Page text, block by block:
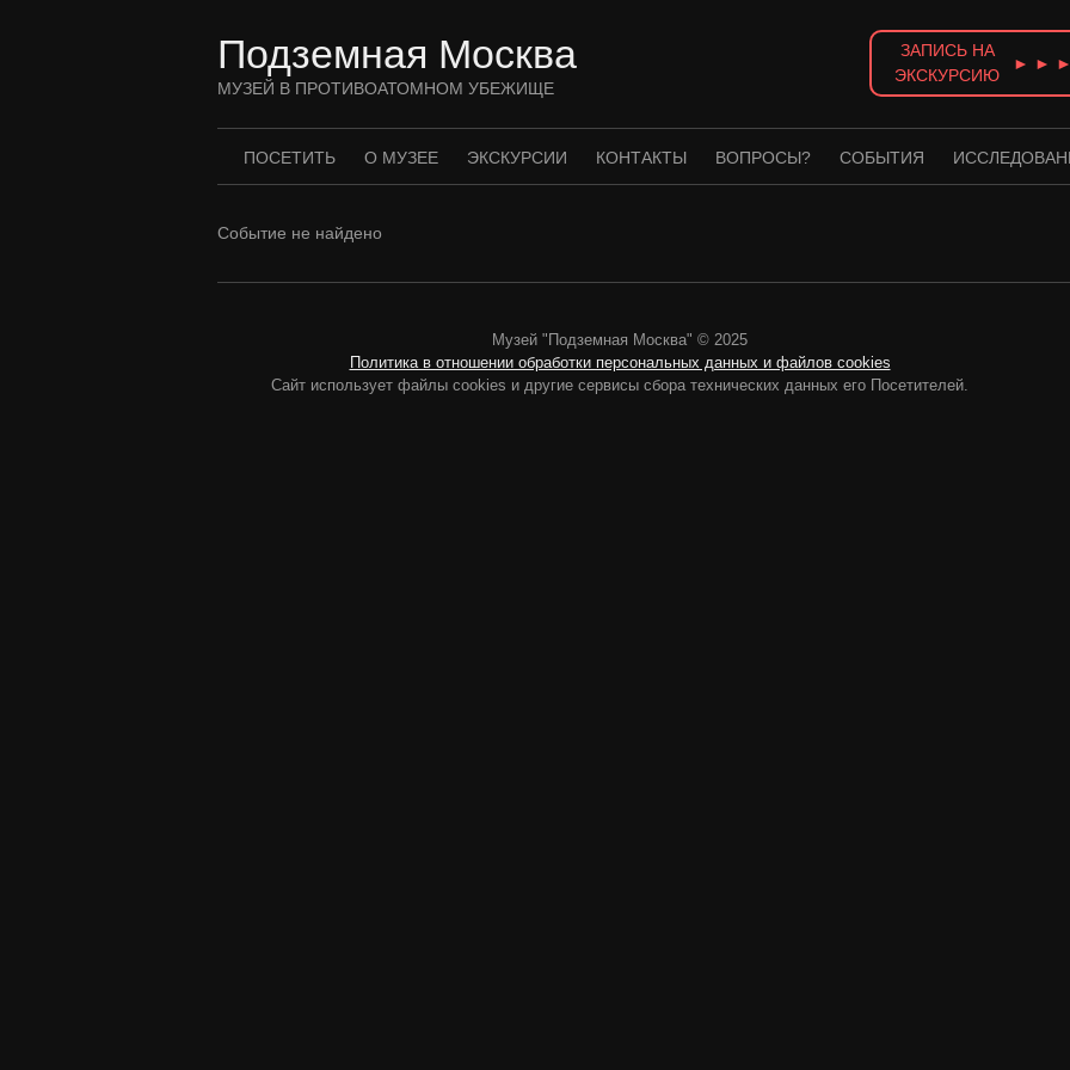
Подземная Москва
МУЗЕЙ В ПРОТИВОАТОМНОМ УБЕЖИЩЕ
ЗАПИСЬ НА
ЭКСКУРСИЮ
► ►
ПОСЕТИТЬ О МУЗЕЕ ЭКСКУРСИИ КОНТАКТЫ ВОПРОСЫ? СОБЫТИЯ
Событие не найдено
Музей "Подземная Москва" © 2025
Политика в отношении обработки персональных данных и файлов cookies
Сайт использует файлы cookies и другие сервисы сбора технических данных его Посетителей.